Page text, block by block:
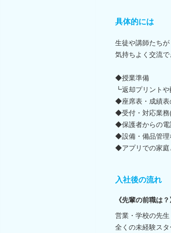
具体的には
生徒や講師たちが
気持ちよく交流
◆授業準備
┗返却プリント
◆座席表・成績表
◆受付・対応業務
◆保護者からの電
◆設備・備品管理
◆アプリでの家庭
入社後の流れ
《先輩の前職は？
営業・学校の先
全くの未経験ス